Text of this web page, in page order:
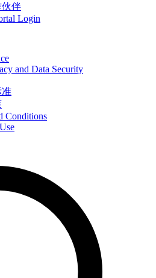
伴
Login
and Data Security
准
Conditions